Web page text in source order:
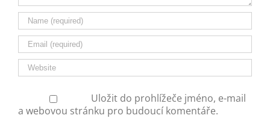
Uložit do prohlížeče jméno, e-mail
a webovou stránku pro budoucí komentáře.